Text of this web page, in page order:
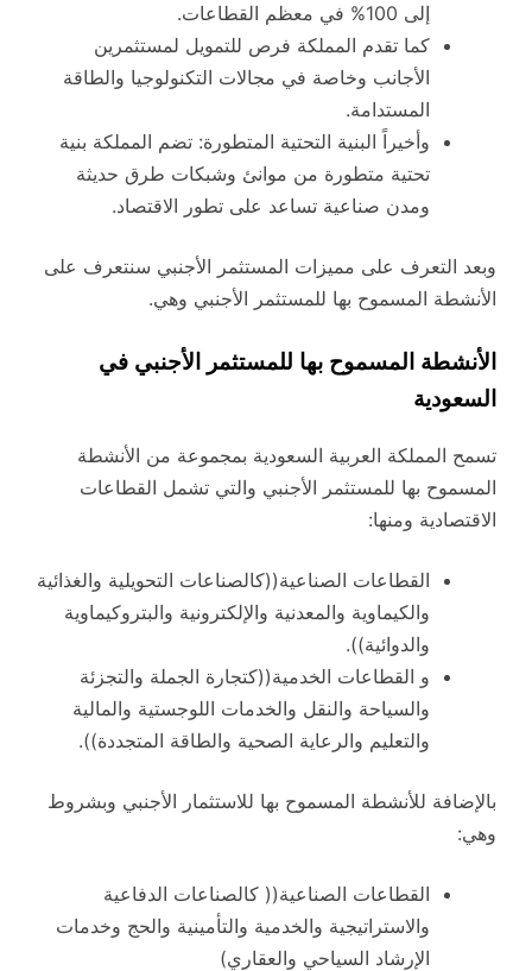
إلى 100% في معظم القطاعات.
كما تقدم المملكة فرص للتمويل لمستثمرين
الأجانب وخاصة في مجالات التكنولوجيا والطاقة
المستدامة.
وأخيراً البنية التحتية المتطورة: تضم المملكة بنية
تحتية متطورة من موانئ وشبكات طرق حديثة
ومدن صناعية تساعد على تطور الاقتصاد.
وبعد التعرف على مميزات المستثمر الأجنبي سنتعرف على
الأنشطة المسموح بها للمستثمر الأجنبي وهي.
الأنشطة المسموح بها للمستثمر الأجنبي في
السعودية
تسمح المملكة العربية السعودية بمجموعة من الأنشطة
المسموح بها للمستثمر الأجنبي والتي تشمل القطاعات
الاقتصادية ومنها:
القطاعات الصناعية((كالصناعات التحويلية والغذائية
والكيماوية والمعدنية والإلكترونية والبتروكيماوية
والدوائية)).
و القطاعات الخدمية((كتجارة الجملة والتجزئة
والسياحة والنقل والخدمات اللوجستية والمالية
والتعليم والرعاية الصحية والطاقة المتجددة)).
بالإضافة للأنشطة المسموح بها للاستثمار الأجنبي وبشروط
وهي:
القطاعات الصناعية(( كالصناعات الدفاعية
والاستراتيجية والخدمية والتأمينية والحج وخدمات
الإرشاد السياحي والعقاري)